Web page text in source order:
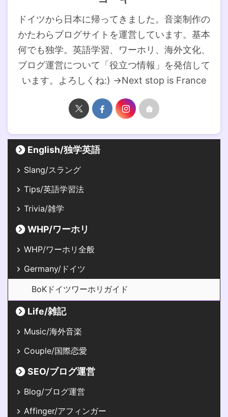
ドイツから日本に帰ってきました。音楽制作の
かたわらブログサイトを運営しています。基本
何でも独学。英語学習、ワーホリ、海外文化、
ブログ運営について「役立つ情報」を発信して
います。よろしくね:) →Next stop is France
English/独学英語
Slang/スラング
Tips/英語学習法
Trivia/雑学
WHP/ワーホリ
WHP/ワーホリ全般
Germany/ドイツ
BoKドイツワーホリガイド
Life/雑記
Music/海外音楽
Couple/国際恋愛
SEO/ブログ運営
Blog/ブログ運営
Affinger/アフィンガー